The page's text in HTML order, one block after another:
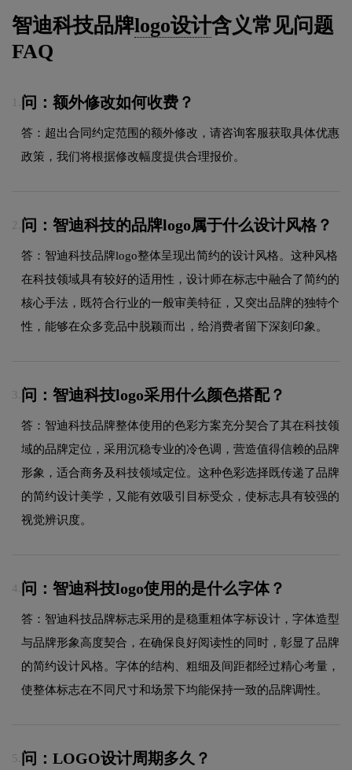
智迪科技品牌logo设计含义常见问题
FAQ
问：额外修改如何收费？
答：超出合同约定范围的额外修改，请咨询客服获取具体优惠
政策，我们将根据修改幅度提供合理报价。
2. 问：智迪科技的品牌logo属于什么设计风格？
答：智迪科技品牌logo整体呈现出简约的设计风格。这种风格
在科技领域具有较好的适用性，设计师在标志中融合了简约的
核心手法，既符合行业的一般审美特征，又突出品牌的独特个
性，能够在众多竞品中脱颖而出，给消费者留下深刻印象。
3. 问：智迪科技logo采用什么颜色搭配？
答：智迪科技品牌整体使用的色彩方案充分契合了其在科技领
域的品牌定位，采用沉稳专业的冷色调，营造值得信赖的品牌
形象，适合商务及科技领域定位。这种色彩选择既传递了品牌
的简约设计美学，又能有效吸引目标受众，使标志具有较强的
视觉辨识度。
4. 问：智迪科技logo使用的是什么字体？
答：智迪科技品牌标志采用的是稳重粗体字标设计，字体造型
与品牌形象高度契合，在确保良好阅读性的同时，彰显了品牌
的简约设计风格。字体的结构、粗细及间距都经过精心考量，
使整体标志在不同尺寸和场景下均能保持一致的品牌调性。
5. 问：LOGO设计周期多久？